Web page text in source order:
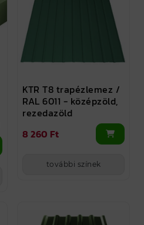
KTR T8 trapézlemez /
RAL 6011 - középzöld,
rezedazöld
8 260 Ft
további színek